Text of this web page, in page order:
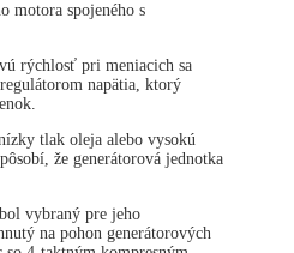
motora spojeného s
rýchlosť pri meniacich sa
napätia, ktorý
tlak oleja alebo vysokú
že generátorová jednotka
vybraný pre jeho
na pohon generátorových